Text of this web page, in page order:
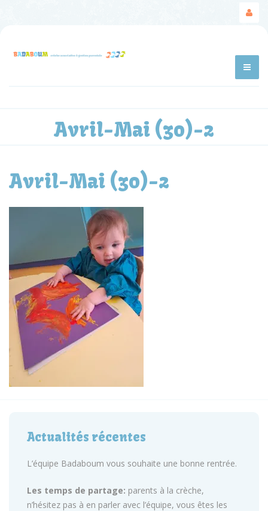
Avril-Mai (30)-2
Avril-Mai (30)-2
Actualités récentes
L’équipe Badaboum vous souhaite une bonne rentrée.
Les temps de partage: parents à la crèche,
n’hésitez pas à en parler avec l’équipe, vous êtes les